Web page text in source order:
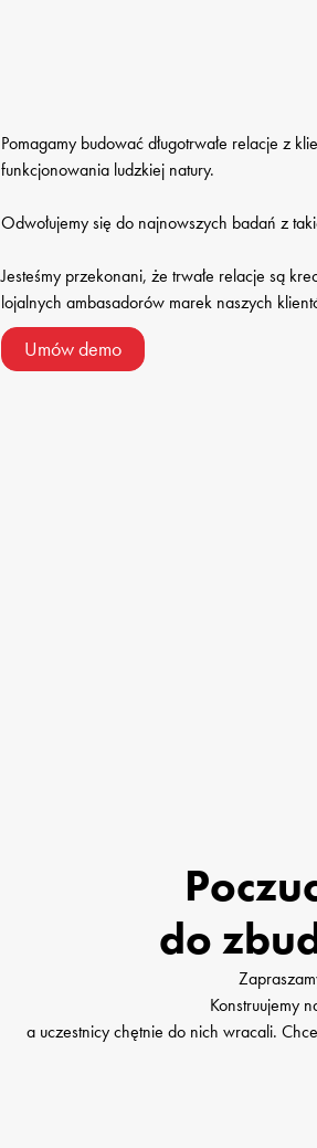
Pomagamy budować długotrwałe relacje z
funkcjonowania ludzkiej natury.
Odwołujemy się do najnowszych badań z
Jesteśmy przekonani, że trwałe relacje są
lojalnych ambasadorów marek naszych
Umów demo
do
Konstruujemy